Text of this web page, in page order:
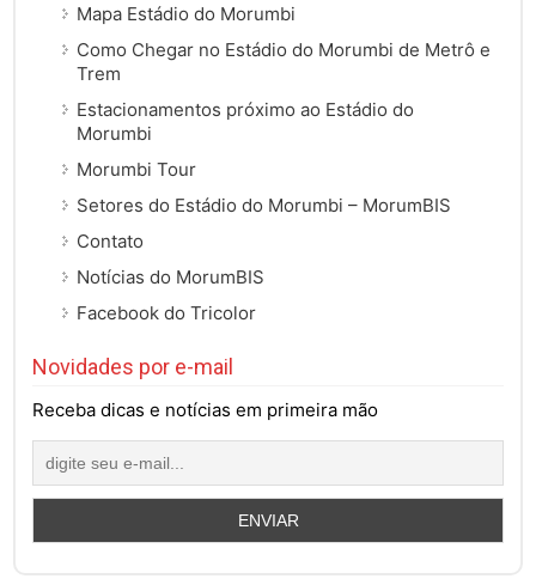
Mapa Estádio do Morumbi
Como Chegar no Estádio do Morumbi de Metrô e
Trem
Estacionamentos próximo ao Estádio do
Morumbi
Morumbi Tour
Setores do Estádio do Morumbi – MorumBIS
Contato
Notícias do MorumBIS
Facebook do Tricolor
Novidades por e-mail
Receba dicas e notícias em primeira mão